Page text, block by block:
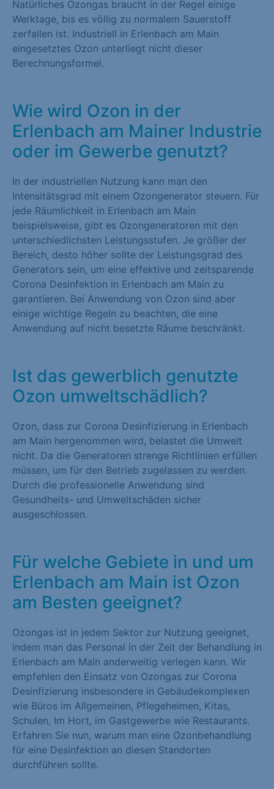
Natürliches Ozongas braucht in der Regel einige
Werktage, bis es völlig zu normalem Sauerstoff
zerfallen ist. Industriell in Erlenbach am Main
eingesetztes Ozon unterliegt nicht dieser
Berechnungsformel.
Wie wird Ozon in der
Erlenbach am Mainer Industrie
oder im Gewerbe genutzt?
In der industriellen Nutzung kann man den
Intensitätsgrad mit einem Ozongenerator steuern. Für
jede Räumlichkeit in Erlenbach am Main
beispielsweise, gibt es Ozongeneratoren mit den
unterschiedlichsten Leistungsstufen. Je größer der
Bereich, desto höher sollte der Leistungsgrad des
Generators sein, um eine effektive und zeitsparende
Corona Desinfektion in Erlenbach am Main zu
garantieren. Bei Anwendung von Ozon sind aber
einige wichtige Regeln zu beachten, die eine
Anwendung auf nicht besetzte Räume beschränkt.
Ist das gewerblich genutzte
Ozon umweltschädlich?
Ozon, dass zur Corona Desinfizierung in Erlenbach
am Main hergenommen wird, belastet die Umwelt
nicht. Da die Generatoren strenge Richtlinien erfüllen
müssen, um für den Betrieb zugelassen zu werden.
Durch die professionelle Anwendung sind
Gesundheits- und Umweltschäden sicher
ausgeschlossen.
Für welche Gebiete in und um
Erlenbach am Main ist Ozon
am Besten geeignet?
Ozongas ist in jedem Sektor zur Nutzung geeignet,
indem man das Personal in der Zeit der Behandlung in
Erlenbach am Main anderweitig verlegen kann. Wir
empfehlen den Einsatz von Ozongas zur Corona
Desinfizierung insbesondere in Gebäudekomplexen
wie Büros im Allgemeinen, Pflegeheimen, Kitas,
Schulen, Im Hort, im Gastgewerbe wie Restaurants.
Erfahren Sie nun, warum man eine Ozonbehandlung
für eine Desinfektion an diesen Standorten
durchführen sollte.